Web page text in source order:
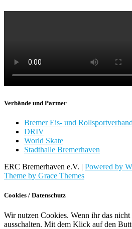
Verbände und Partner
Bremer Eis- und
DRIV
World Skate
Stadthalle Bremerhaven
ERC Bremerhaven e.V. | Powered by
Theme by Grace Themes
Cookies / Datenschutz
Wir nutzen Cookies. Wenn ihr das
ausschalten. Mit dem Klick auf den